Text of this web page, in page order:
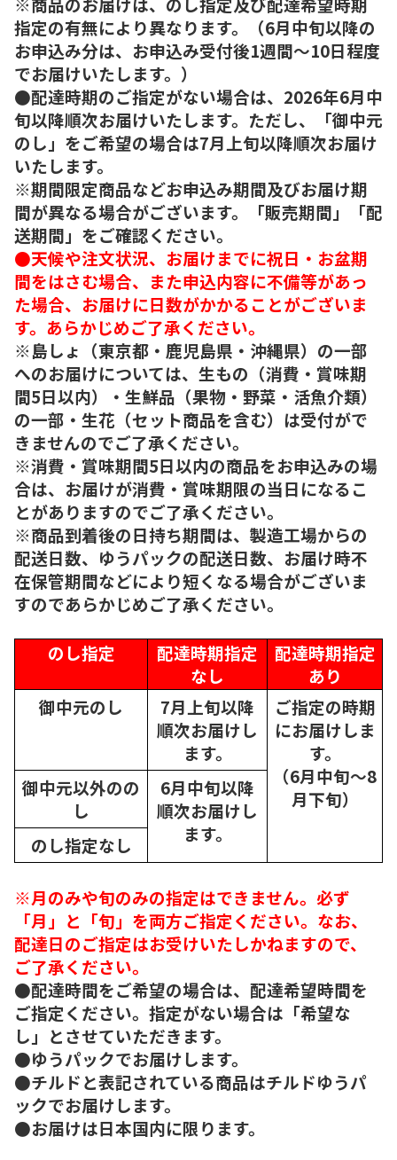
指定の有無により異なります。（6月中旬以降の
お申込み分は、お申込み受付後1週間～10日程度
でお届けいたします。）
●配達時期のご指定がない場合は、2026年6月中
旬以降順次お届けいたします。ただし、「御中元
のし」をご希望の場合は7月上旬以降順次お届け
いたします。
※期間限定商品などお申込み期間及びお届け期
間が異なる場合がございます。「販売期間」「配
送期間」をご確認ください。
●天候や注文状況、お届けまでに祝日・お盆期
間をはさむ場合、また申込内容に不備等があっ
た場合、お届けに日数がかかることがございま
す。あらかじめご了承ください。
※島しょ（東京都・鹿児島県・沖縄県）の一部
へのお届けについては、生もの（消費・賞味期
間5日以内）・生鮮品（果物・野菜・活魚介類）
の一部・生花（セット商品を含む）は受付がで
きませんのでご了承ください。
※消費・賞味期間5日以内の商品をお申込みの場
合は、お届けが消費・賞味期限の当日になるこ
とがありますのでご了承ください。
※商品到着後の日持ち期間は、製造工場からの
配送日数、ゆうパックの配送日数、お届け時不
在保管期間などにより短くなる場合がございま
すのであらかじめご了承ください。
のし指定
配達時期指定
なし
配達時期指定
あり
御中元のし
7月上旬以降
順次お届けし
ます。
ご指定の時期
にお届けしま
す。
（6月中旬～8
月下旬）
御中元以外のの
し
6月中旬以降
順次お届けし
ます。
のし指定なし
※月のみや旬のみの指定はできません。必ず
「月」と「旬」を両方ご指定ください。なお、
配達日のご指定はお受けいたしかねますので、
ご了承ください。
●配達時間をご希望の場合は、配達希望時間を
ご指定ください。指定がない場合は「希望な
し」とさせていただきます。
●ゆうパックでお届けします。
●チルドと表記されている商品はチルドゆうパ
ックでお届けします。
●お届けは日本国内に限ります。